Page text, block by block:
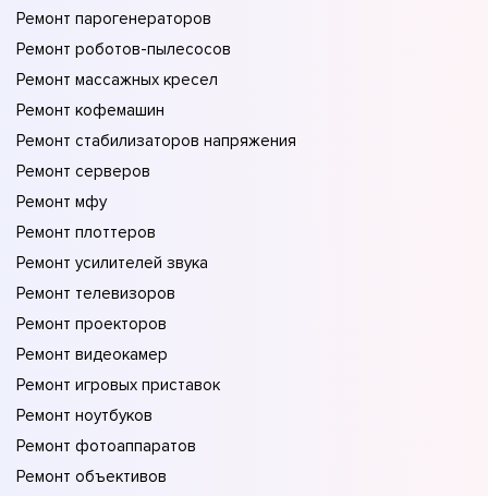
Ремонт парогенераторов
Ремонт роботов-пылесосов
Ремонт массажных кресел
Ремонт кофемашин
Ремонт стабилизаторов напряжения
Ремонт серверов
Ремонт мфу
Ремонт плоттеров
Ремонт усилителей звука
Ремонт телевизоров
Ремонт проекторов
Ремонт видеокамер
Ремонт игровых приставок
Ремонт ноутбуков
Ремонт фотоаппаратов
Ремонт объективов